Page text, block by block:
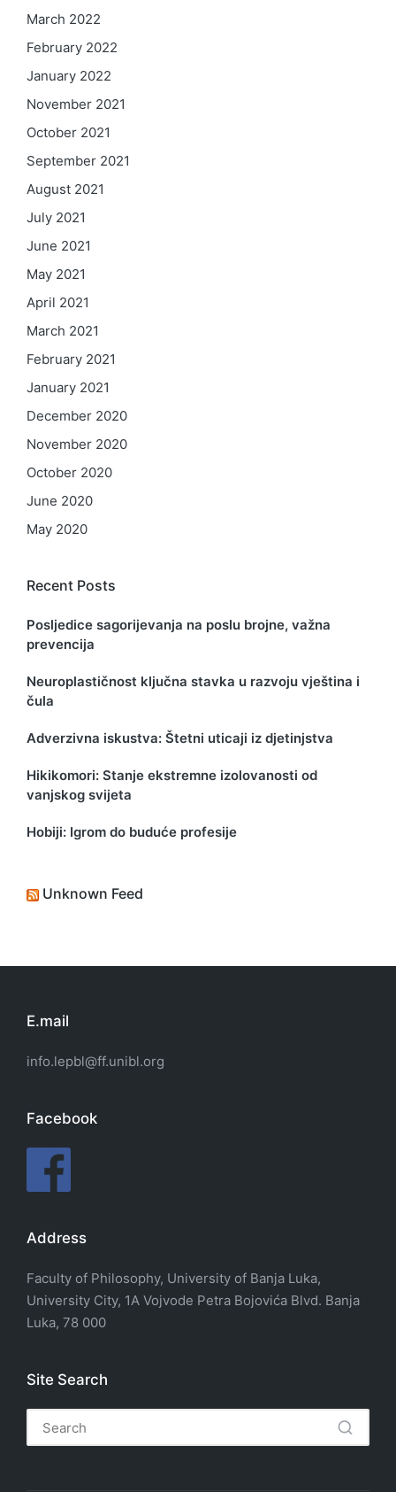
March 2022
February 2022
January 2022
November 2021
October 2021
September 2021
August 2021
July 2021
June 2021
May 2021
April 2021
March 2021
February 2021
January 2021
December 2020
November 2020
October 2020
June 2020
May 2020
Recent Posts
Posljedice sagorijevanja na poslu brojne, važna
prevencija
Neuroplastičnost ključna stavka u razvoju vještina i
čula
Adverzivna iskustva: Štetni uticaji iz djetinjstva
Hikikomori: Stanje ekstremne izolovanosti od
vanjskog svijeta
Hobiji: Igrom do buduće profesije
Unknown Feed
E.mail
info.lepbl@ff.unibl.org
Facebook
Address
Faculty of Philosophy, University of Banja Luka,
University City, 1A Vojvode Petra Bojovića Blvd. Banja
Luka, 78 000
Site Search